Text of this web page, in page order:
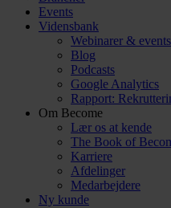
Events
Vidensbank
Webinarer & events
Blog
Podcasts
Google Analytics
Rapport:
Om Become
Lær os at kende
The Book of
Karriere
Afdelinger
Medarbejdere
Ny kunde